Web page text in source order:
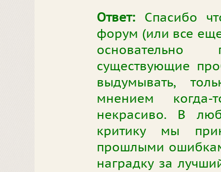
Ответ: Спасибо
форум (или все
существующие
выдумывать,
мнением
некрасиво. В
критику мы
прошлыми
наградку за